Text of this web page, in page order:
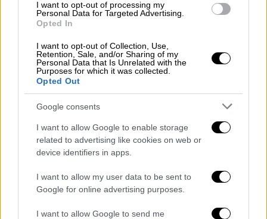
I want to opt-out of processing my
Personal Data for Targeted Advertising.
Opted In
I want to opt-out of Collection, Use,
Retention, Sale, and/or Sharing of my
Personal Data that Is Unrelated with the
Purposes for which it was collected.
Opted Out
Google consents
I want to allow Google to enable storage
related to advertising like cookies on web or
device identifiers in apps.
I want to allow my user data to be sent to
Google for online advertising purposes.
I want to allow Google to send me
ΙΩΑΝΝΟΥ ΒΕΛΙΣΣΑΡΙΟΥ», στα Ιωάννινα και οι
Μονάδες που εδρεύουν εκεί θα
ΧΑΡΑΛΑΜΠΟΥ ΚΑΤΣΙΜΗΤΡΟΥ», στο Πέραμα
Ιωαννίνων και στο Στρατόπεδο «ΛΓΟΥ
ΛΟΡΕΝΤΖΟΥ ΜΑΒΙΛΗ», στο Καλπάκι
Ιωαννίνων.
· Καταργείται το Στρατόπεδο
«ΠΑΠΑΠΑΣΧΑΛΗ», στο Πανόραμα
Θεσσαλονίκης και η Μονάδα που εδρεύει
εκεί θα μετασταθμεύσει στο Στρατόπεδο
«ΤΧΗ (ΠΖ) ΒΑΣΙΛΕΙΟΥ ΠΑΠΑΣΤΑΥΡΟΥ», στη